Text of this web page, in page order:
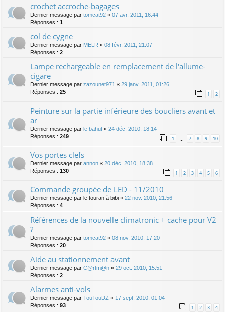
crochet accroche-bagages
Dernier message par tomcat92 « 07 avr. 2011, 16:44
Réponses : 1
col de cygne
Dernier message par MELR « 08 févr. 2011, 21:07
Réponses : 2
Lampe rechargeable en remplacement de l'allume-
cigare
Dernier message par zazounet971 « 29 janv. 2011, 01:26
Réponses : 25 1 2
Peinture sur la partie inférieure des boucliers avant et
ar
Dernier message par le bahut « 24 déc. 2010, 18:14
Réponses : 249 1 … 7 8 9 10
Vos portes clefs
Dernier message par annon « 20 déc. 2010, 18:38
Réponses : 130 1 2 3 4 5 6
Commande groupée de LED - 11/2010
Dernier message par le touran à bibi « 22 nov. 2010, 21:56
Réponses : 4
Références de la nouvelle climatronic + cache pour V2
?
Dernier message par tomcat92 « 08 nov. 2010, 17:20
Réponses : 20
Aide au stationnement avant
Dernier message par C@rtm@n « 29 oct. 2010, 15:51
Réponses : 2
Alarmes anti-vols
Dernier message par TouTouDZ « 17 sept. 2010, 01:04
Réponses : 93 1 2 3 4